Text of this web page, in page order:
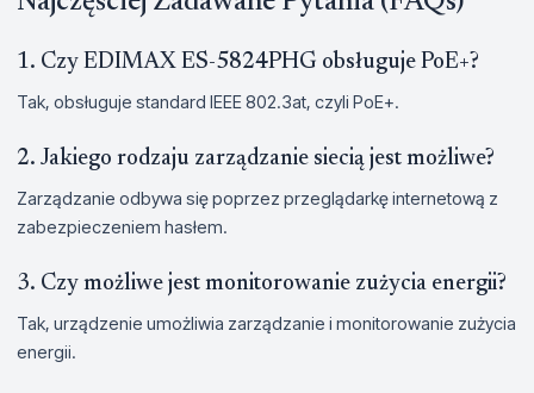
1. Czy EDIMAX ES-5824PHG obsługuje PoE+?
Tak, obsługuje standard IEEE 802.3at, czyli PoE+.
2. Jakiego rodzaju zarządzanie siecią jest możliwe?
Zarządzanie odbywa się poprzez przeglądarkę internetową z
zabezpieczeniem hasłem.
3. Czy możliwe jest monitorowanie zużycia energii?
Tak, urządzenie umożliwia zarządzanie i monitorowanie zużycia
energii.